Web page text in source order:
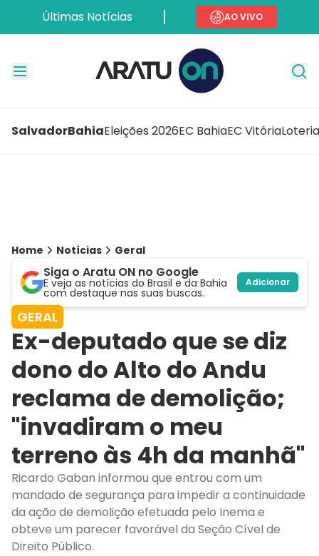
Últimas Notícias AO VIVO
SalvadorBahiaEleições 2026EC BahiaEC Vitória
Home Notícias Geral
Siga o Aratu ON no Google
E veja as notícias do Brasil e da Bahia
com destaque nas suas buscas.
Adicionar
GERAL
Ex-deputado que se diz
dono do Alto do Andu
reclama de demolição;
"invadiram o meu
terreno às 4h da manhã"
Ricardo Gaban informou que entrou com um
mandado de segurança para impedir a continuidade
da ação de demolição efetuada pelo Inema e
obteve um parecer favorável da Seção Cível de
Direito Público.